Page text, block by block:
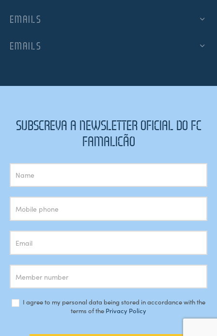
EMAILS
EMAILS
SUBSCREVA A NEWSLETTER OFICIAL DO FC
FAMALICÃO
Subscrição
Newsletter
I agree to my personal data being stored in accordance with the
terms of the Privacy Policy